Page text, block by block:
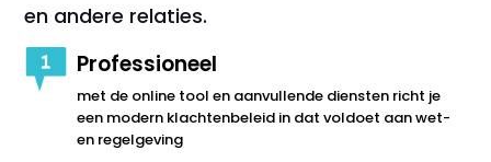
en andere relaties.
Professioneel
met de online tool en aanvullende diensten richt je
een modern klachtenbeleid in dat voldoet aan wet-
en regelgeving